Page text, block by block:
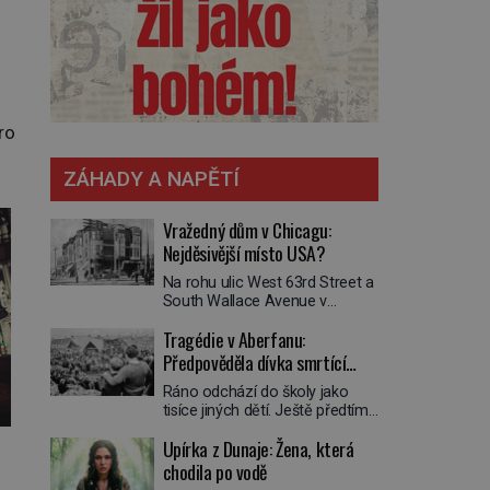
ZÁHADY A NAPĚTÍ
Vražedný dům v Chicagu:
Nejděsivější místo USA?
Na rohu ulic West 63rd Street a
South Wallace Avenue v
Nemá žádný speciální nápis ani
pamětní desku. A přesto prý
místní zaměstnanci neradi
chodí do sklepa. Právě tady
totiž sídlil sériový vrah H. H.
nejpropracovanější past na lidi
v dějinách americké
Tragédie v Aberfanu:
Předpověděla dívka smrtící
sesuv půdy?
Ráno odchází do školy jako
tisíce jiných dětí. Ještě předtím
snem. Ve škole, kterou dobře
zná, tentokrát nevidí budovu ani
spolužáky. Místo nich se před ní
Upírka z Dunaje: Žena, která
chodila po vodě